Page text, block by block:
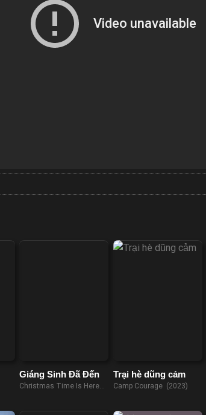
Giáng Sinh Đã Đến
Christmas Time Is Here
Trại hè dũng cảm
Camp Courage (2023)